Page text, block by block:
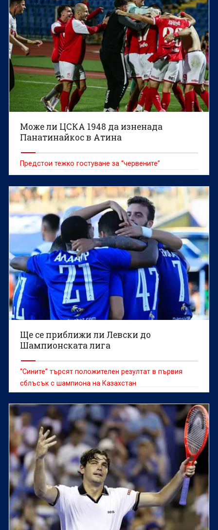
Може ли ЦСКА 1948 да изненада
Панатинайкос в Атина
Предстои тежко гостуване за “червените”
Ще се приближи ли Левски до
Шампионската лига
“Сините” търсят положителен резултат в първия
сблъсък с шампиона на Казахстан